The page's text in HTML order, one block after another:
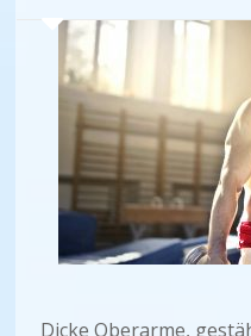
Dicke Oberarme,